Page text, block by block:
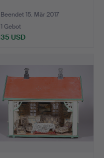
Beendet 15. Mär 2017
1 Gebot
35 USD